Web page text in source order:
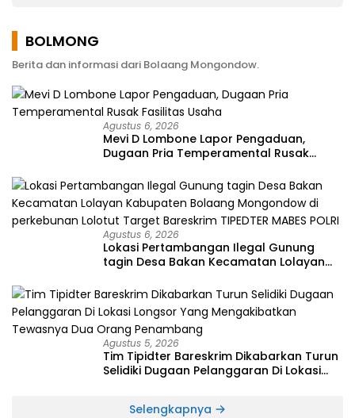
BOLMONG
Berita dan informasi dari Bolaang Mongondow.
Agustus 6, 2026
Mevi D Lombone Lapor Pengaduan,
Dugaan Pria Temperamental Rusak
Agustus 6, 2026
Lokasi Pertambangan Ilegal Gunung
tagin Desa Bakan Kecamatan Lolayan
perkebunan Lolotut Target Bareskrim
TIPEDTER MABES POLRI
Agustus 5, 2026
Tim Tipidter Bareskrim Dikabarkan Turun
Selidiki Dugaan Pelanggaran Di Lokasi
Selengkapnya